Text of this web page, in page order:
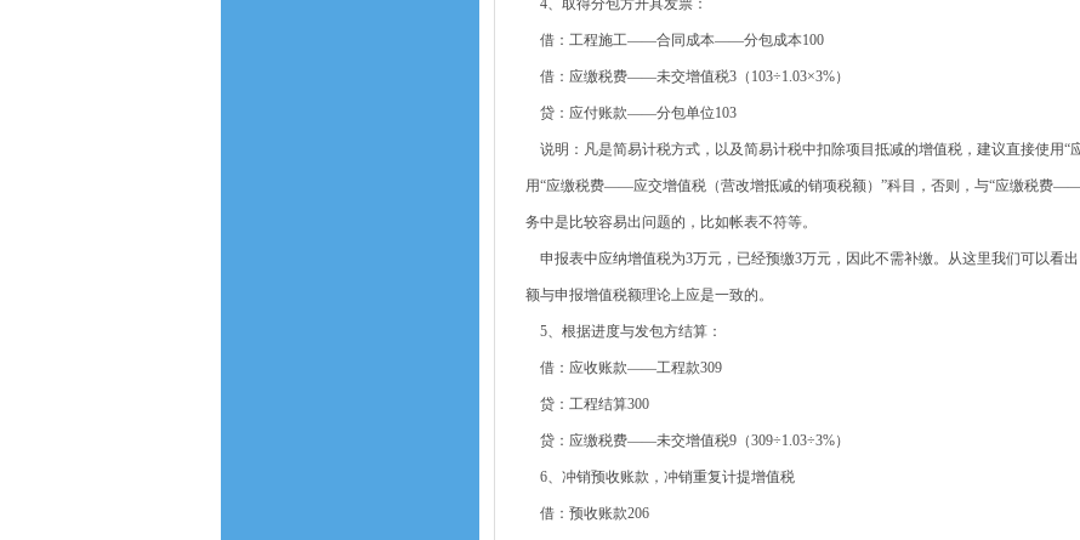
4、取得分包方开具发票：
借：工程施工——合同成本——分包成本100
借：应缴税费——未交增值税3（103÷1.03×3%）
贷：应付账款——分包单位103
说明：凡是简易计税方式，以及简易计税中扣除项目抵减的增值税，建议直接使用
用“应缴税费——应交增值税（营改增抵减的销项税额）”科目，否则，与“应缴税费
务中是比较容易出问题的，比如帐表不符等。
申报表中应纳增值税为3万元，已经预缴3万元，因此不需补缴。从这里我们可以看
额与申报增值税额理论上应是一致的。
5、根据进度与发包方结算：
借：应收账款——工程款309
贷：工程结算300
贷：应缴税费——未交增值税9（309÷1.03÷3%）
6、冲销预收账款，冲销重复计提增值税
借：预收账款206